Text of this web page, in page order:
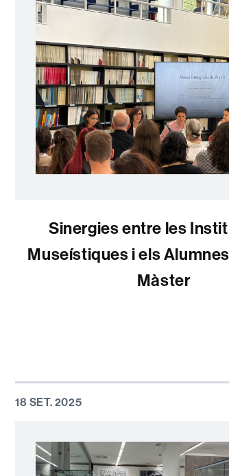
Sinergies entre les
Museístiques i els
Màster
18 SET. 2025